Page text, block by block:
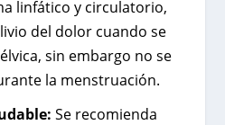
linfático y circulatorio,
del dolor cuando se
sin embargo no se
la menstruación.
Se recomienda